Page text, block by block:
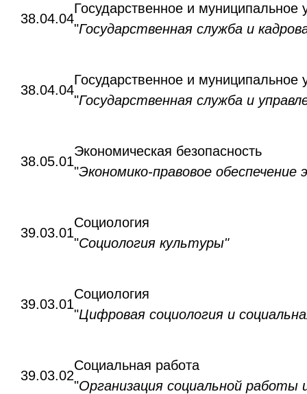
38.04.04
Государственное и муниципальное
"Государственная служба и
38.04.04
Государственное и муниципальное
"Государственная служба и
38.05.01
Экономическая безопасность
"Экономико-правовое обеспечение
39.03.01
Социология
"Социология культуры"
39.03.01
Социология
"Цифровая социология и
39.03.02
Социальная работа
"Организация социальной работы